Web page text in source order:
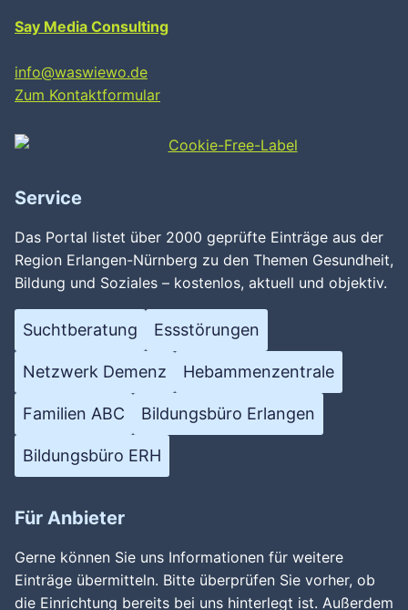
Say Media Consulting
info@waswiewo.de
Zum Kontaktformular
Service
Das Portal listet über 2000 geprüfte Einträge aus der
Region Erlangen-Nürnberg zu den Themen Gesundheit,
Bildung und Soziales – kostenlos, aktuell und objektiv.
Suchtberatung Essstörungen
Netzwerk Demenz Hebammenzentrale
Familien ABC Bildungsbüro Erlangen
Bildungsbüro ERH
Für Anbieter
Gerne können Sie uns Informationen für weitere
Einträge übermitteln. Bitte überprüfen Sie vorher, ob
die Einrichtung bereits bei uns hinterlegt ist. Außerdem